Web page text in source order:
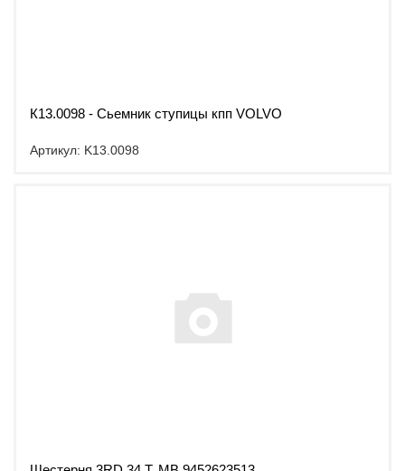
К13.0098 - Сьемник ступицы кпп VOLVO
Артикул: K13.0098